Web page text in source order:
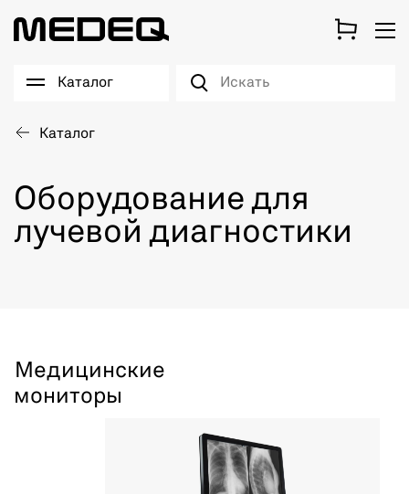
Каталог
Каталог
Оборудование для
лучевой диагностики
Медицинские
мониторы